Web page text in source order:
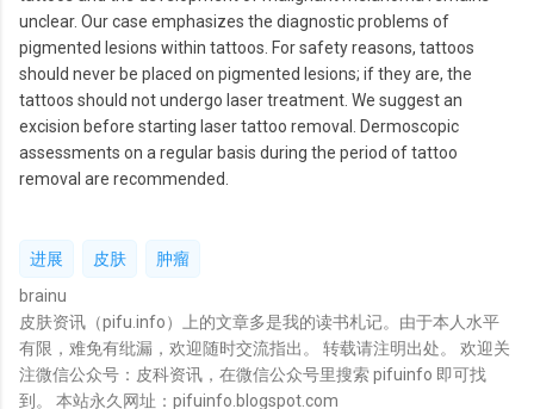
unclear. Our case emphasizes the diagnostic problems of
pigmented lesions within tattoos. For safety reasons, tattoos
should never be placed on pigmented lesions; if they are, the
tattoos should not undergo laser treatment. We suggest an
excision before starting laser tattoo removal. Dermoscopic
assessments on a regular basis during the period of tattoo
removal are recommended.
进展 皮肤
肿瘤
brainu
皮肤资讯（pifu.info）上的文章多是我的读书札记。由于本人水平
有限，难免有纰漏，欢迎随时交流指出。 转载请注明出处。 欢迎关
注微信公众号：皮科资讯，在微信公众号里搜索 pifuinfo 即可找
到。 本站永久网址：pifuinfo.blogspot.com